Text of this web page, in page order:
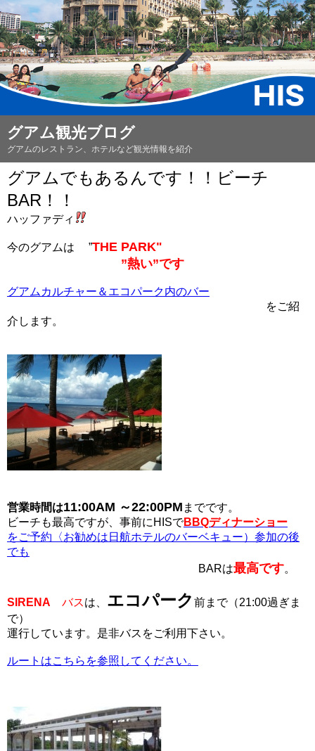
グアム観光ブログ
グアムのレストラン、ホテルなど観光情報を紹介
グアムでもあるんです！！ビーチ
BAR！！
ハッファディ
今のグアムは ”THE PARK"
”熱い”です
グアムカルチャー＆エコパーク内のバー
をご紹
介します。
営業時間は11:00AM ～22:00PM までです。
ビーチも最高ですが、事前にHISでBBQディナーショー
をご予約〈お勧めは日航ホテルのバーベキュー）参加の後
でも
BARは最高です。
SIRENA バスは、 エコパーク 前まで（21:00過ぎま
で）
運行しています。是非バスをご利用下さい。
ルートはこちらを参照してください。